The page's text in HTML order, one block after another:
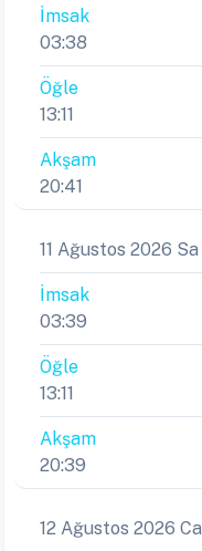
İmsak
03:38
Öğle
13:11
Akşam
20:41
11 Ağustos 2026 Sa
İmsak
03:39
Öğle
13:11
Akşam
20:39
12 Ağustos 2026 Ca